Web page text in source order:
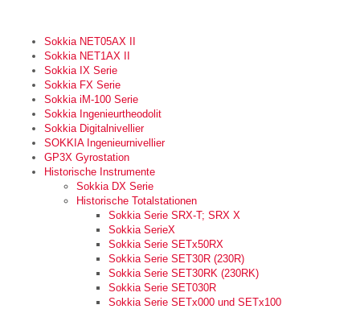
Sokkia NET05AX II
Sokkia NET1AX II
Sokkia IX Serie
Sokkia FX Serie
Sokkia iM-100 Serie
Sokkia Ingenieurtheodolit
Sokkia Digitalnivellier
SOKKIA Ingenieurnivellier
GP3X Gyrostation
Historische Instrumente
Sokkia DX Serie
Historische Totalstationen
Sokkia Serie SRX-T; SRX X
Sokkia SerieX
Sokkia Serie SETx50RX
Sokkia Serie SET30R (230R)
Sokkia Serie SET30RK (230RK)
Sokkia Serie SET030R
Sokkia Serie SETx000 und SETx100